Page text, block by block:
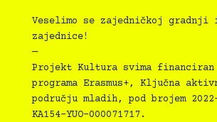
Veselimo se zajedničkoj
zajednice!
—
Projekt Kultura svima
programa Erasmus+, Ključna
području mladih, pod brojem
KA154-YUO-000071717.